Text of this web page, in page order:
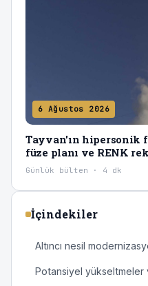
6 Ağustos 2026
Tayvan'ın hipersonik
füze planı ve RENK
Günlük bülten · 4 dk
İçindekiler
Altıncı nesil
Potansiyel yükseltmeler